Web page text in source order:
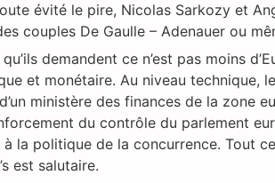
évité le pire, Nicolas Sarkozy et
couples De Gaulle – Adenauer ou
demandent ce n’est pas moins
et monétaire. Au niveau technique,
ministère des finances de la zone
du contrôle du parlement
la politique de la concurrence. Tout
est salutaire.